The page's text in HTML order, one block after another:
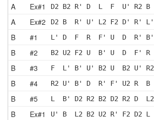
A Ex#1 D2 B2 R' D  L  F  U' R2 B
A Ex#2 D2 B  R' U' L2 F2 D' R'
B #1 L' D  F  R  F' U  D  R' B'
B #2 B2 U2 F2 U  B' U  D  F'
B #3 F  L' B' U' B2 U  B2 U'
B #4 R2 U' B' D  R' F' U2 R  B
B #5 L  B' D2 R2 B2 D2 R2 D
B Ex#1 U' B  L2 B2 U2 R' F2 D2